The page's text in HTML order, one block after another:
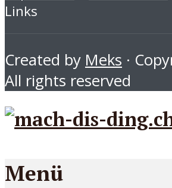
Links
Created by Meks ·
All rights reserved
Menü